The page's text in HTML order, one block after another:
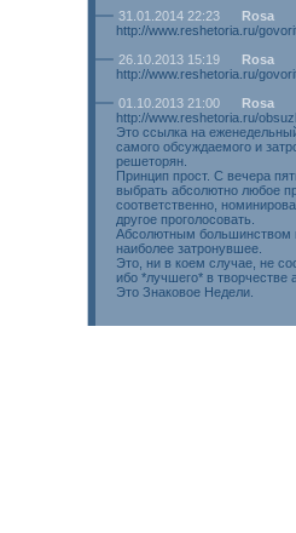
31.01.2014 22:23
Rosa
http://www.reshetoria.ru/
26.10.2013 15:19
Rosa
http://www.reshetoria.ru/
01.10.2013 21:00
Rosa
http://www.reshetoria.ru/
Это ссылка на
самого обсуждаемого и
решеторян.
Принцип прост. С вечера
выбрать абсолютно любое
соответственно,
другое проголосовать.
Абсолютным большинством
наиболее затронувшее.
Это, ни в коем случае, не
ибо *лучшего* в творчестве
Это Знаковое Недели.